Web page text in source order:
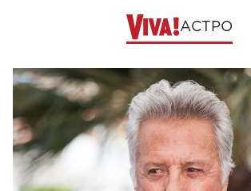
АСТРО